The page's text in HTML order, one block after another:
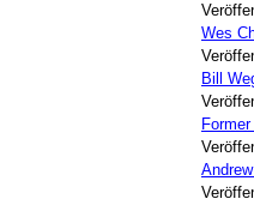
Wes
Bill